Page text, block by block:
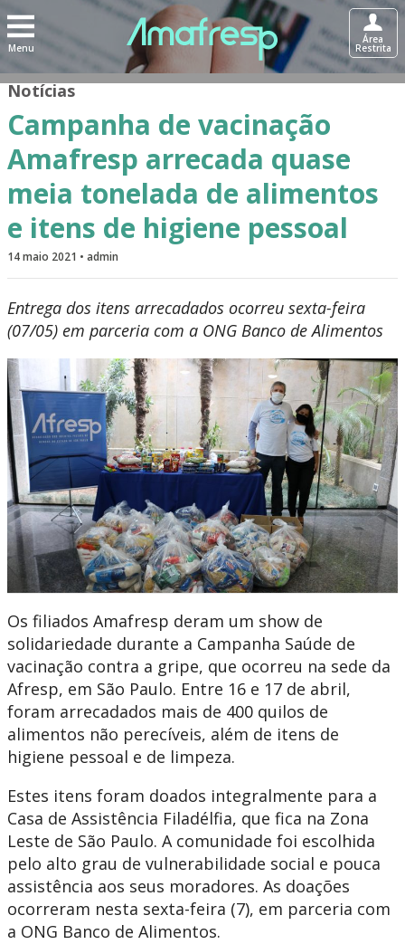
Menu
Área
Restrita
Notícias
Campanha de vacinação
Amafresp arrecada quase
meia tonelada de alimentos
e itens de higiene pessoal
14 maio 2021 • admin
Entrega dos itens arrecadados ocorreu sexta-feira
(07/05) em parceria com a ONG Banco de Alimentos
Os filiados Amafresp deram um show de
solidariedade durante a Campanha Saúde de
vacinação contra a gripe, que ocorreu na sede da
Afresp, em São Paulo. Entre 16 e 17 de abril,
foram arrecadados mais de 400 quilos de
alimentos não perecíveis, além de itens de
higiene pessoal e de limpeza.
Estes itens foram doados integralmente para a
Casa de Assistência Filadélfia, que fica na Zona
Leste de São Paulo. A comunidade foi escolhida
pelo alto grau de vulnerabilidade social e pouca
assistência aos seus moradores. As doações
ocorreram nesta sexta-feira (7), em parceria com
a ONG Banco de Alimentos.